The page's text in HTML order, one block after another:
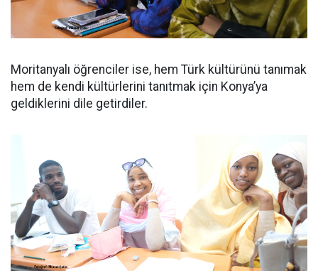
Moritanyalı öğrenciler ise, hem Türk kültürünü tanımak
hem de kendi kültürlerini tanıtmak için Konya’ya
geldiklerini dile getirdiler.